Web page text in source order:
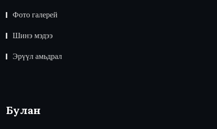
Фото галерей
Шинэ мэдээ
Эрүүл амьдрал
Булан